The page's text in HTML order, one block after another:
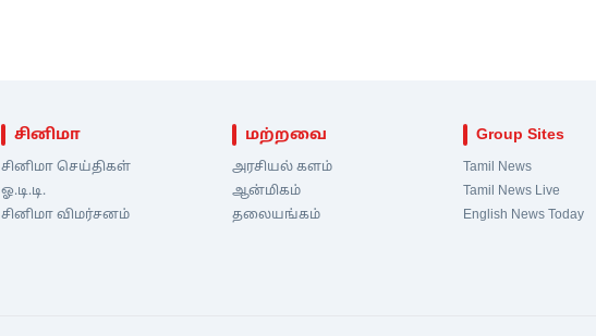
21
22 Virugampakkam
சினிமா
சினிமா செய்திகள்
ஓ.டி.டி.
சினிமா விமர்சனம்
மற்றவை
அரசியல் களம்
ஆன்மிகம்
தலையங்கம்
Group Sites
Tamil News
Tamil News Live
English News Today